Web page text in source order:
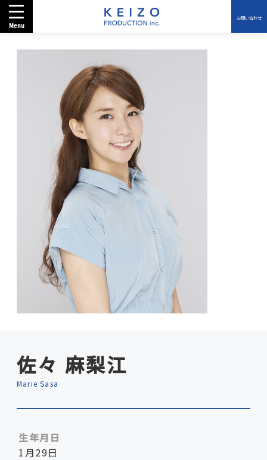
お問い合わせ
佐々 麻梨江
Marie Sasa
生年月日
1月29日
Menu